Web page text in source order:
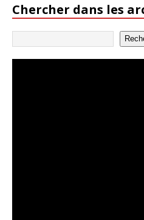
Chercher dans les